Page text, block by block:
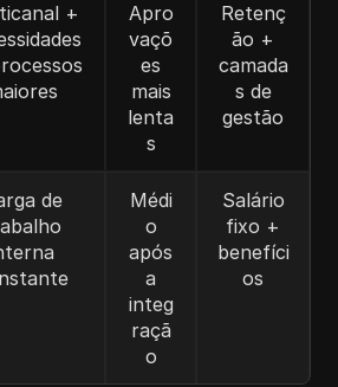
+
Apro
vaçõ
es
mais
lenta
s
Retenç
ão +
camada
s de
gestão
de
Médi
o
após
a
integ
raçã
o
Salário
fixo +
benefíci
os